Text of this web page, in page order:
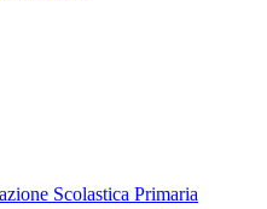
Scolastica Primaria